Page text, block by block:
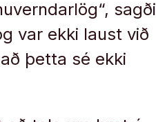
sagði
var ekki laust við
þetta sé ekki